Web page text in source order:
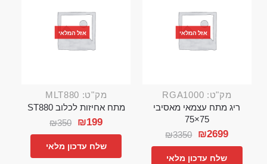
אזל המלאי
מק"ט: RGA1000
ריג מתח עצמאי מאסיבי
75×75
₪3350 ₪2699
שלח עדכון מלאי
אזל המלאי
מק"ט: MLT880
מתח אחיזות לכלוב ST880
₪350 ₪199
שלח עדכון מלאי